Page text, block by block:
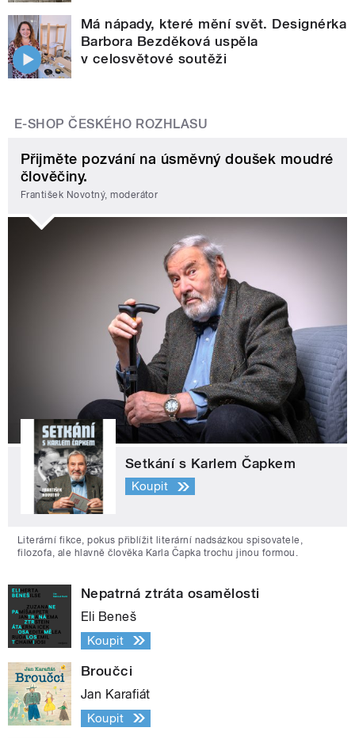
Má nápady, které mění svět. Designérka
Barbora Bezděková uspěla
v celosvětové soutěži
E-SHOP ČESKÉHO ROZHLASU
Přijměte pozvání na úsměvný doušek moudré
člověčiny.
František Novotný, moderátor
Setkání s Karlem Čapkem
Koupit
Literární fikce, pokus přiblížit literární nadsázkou spisovatele,
filozofa, ale hlavně člověka Karla Čapka trochu jinou formou.
Nepatrná ztráta osamělosti
Eli Beneš
Koupit
Broučci
Jan Karafiát
Koupit